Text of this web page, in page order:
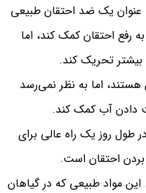
یک ضد احتقان طبیعی
رفع احتقان کمک کند، اما
بیشتر تحریک کند.
اما به نظر نمی‌رسد
دادن آب کمک کند.
روز یک راه عالی برای
بردن احتقان است.
مواد طبیعی که در گیاهان